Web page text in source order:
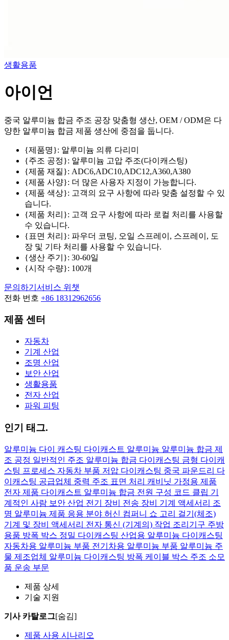
생활용품
아이언
중국 알루미늄 합금 주조 공장 맞춤형 생산, OEM / ODM은 다
양한 알루미늄 합금 제품 생산에 중점을 둡니다.
{제품명}: 알루미늄 의류 다리미
{주조 공정}: 알루미늄 고압 주조(다이캐스팅)
{제품 재질}: ADC6,ADC10,ADC12,A360,A380
{제품 사양}: 더 많은 사용자 지정이 가능합니다.
{제품 색상}: 고객의 요구 사항에 따라 맞춤 설정할 수 있
습니다.
{제품 처리}: 고객 요구 사항에 따라 로컬 처리를 사용할
수 있습니다.
{표면 처리}: 파우더 코팅, 오일 스프레이, 스프레이, 도
장 및 기타 처리를 사용할 수 있습니다.
{생산 주기}: 30-60일
{시작 수량}: 100개
문의하기 서비스 위챗
전화 번호 +86 18312962656
제품 센터
자동차
기계 산업
조명 산업
보안 산업
생활용품
전자 산업
파워 피팅
인기 태그.
알루미늄 다이 캐스팅 다이캐스트 알루미늄 알루미늄 합금 제
조 공정 일반적인 주조 알루미늄 합금 다이캐스팅 금형 다이캐
스팅 프로세스 자동차 부품 저압 다이캐스팅 중국 파운드리 다
이캐스팅 공급업체 중력 주조 표면 처리 캐비닛 가정용 제품
전자 제품 다이캐스트 알루미늄 합금 전원 구성 코드 클립 기
계적인 사람 보안 산업 전기 장비 전송 장비 기계 액세서리 조
명 알루미늄 제품 응용 분야 허신 컴퍼니 쇼 고리 걸기(체조)
기계 및 장비 액세서리 전자 통신 (기계의) 작업 조리기구 주방
용품 방폭 박스 정밀 다이캐스팅 산업용 알루미늄 다이캐스팅
자동차용 알루미늄 부품 전기차용 알루미늄 부품 알루미늄 주
물 제조업체 알루미늄 다이캐스팅 방폭 케이블 박스 주조 소모
품 운송 부문
제품 상세
기술 지원
기사 카탈로그[숨김]
제품 사용 시나리오